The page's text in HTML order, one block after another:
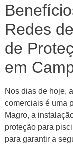
Redes
de
em
Nos dias de hoje,
comerciais é uma
Magro, a
proteção para
para garantir a